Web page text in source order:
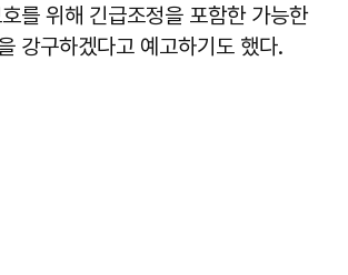
를 위해 긴급조정을 포함한 가능한
강구하겠다고 예고하기도 했다.